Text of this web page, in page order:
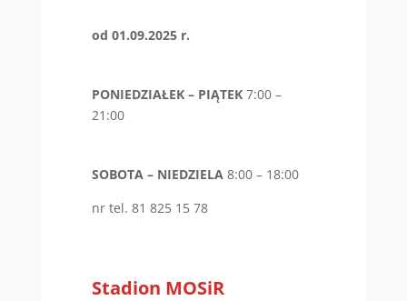
od 01.09.2025 r.
PONIEDZIAŁEK – PIĄTEK7:00 –
21:00
SOBOTA – NIEDZIELA 8:00 – 18:00
nr tel. 81 825 15 78
Stadion MOSiR